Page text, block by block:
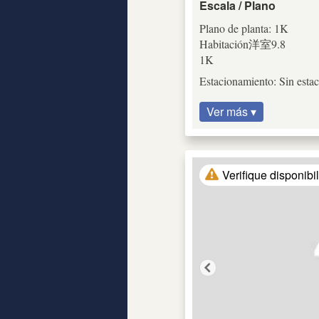
Escala / Plano
Plano de planta: 1K
Habitación洋室9.8
1K
Estacionamiento: Sin
Ver más ▾
Verifique